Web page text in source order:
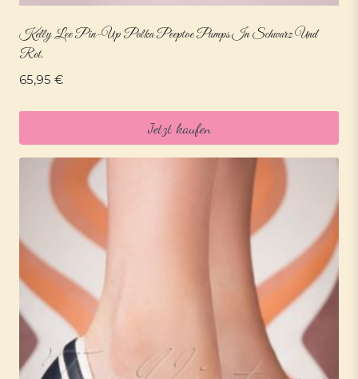
Kelly Lee Pin-Up Polka Peeptoe Pumps In Schwarz Und
Rot.
65,95 €
Jetzt kaufen